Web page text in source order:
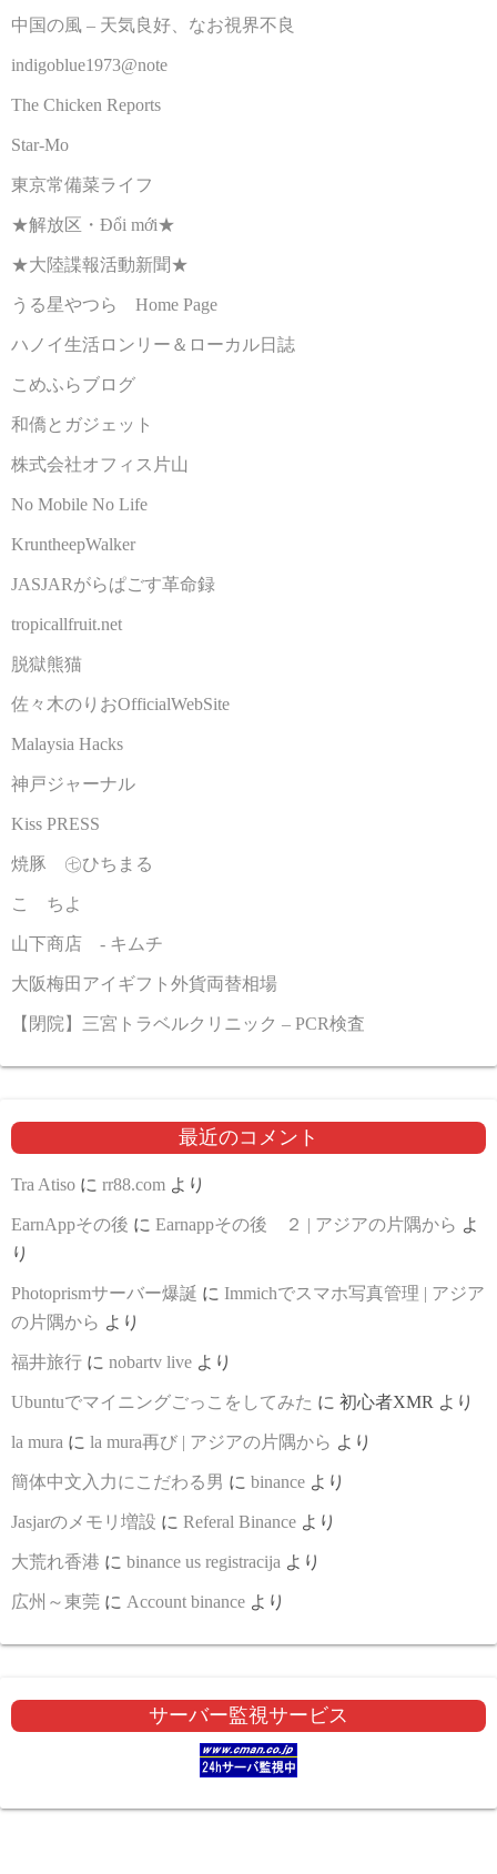
中国の風 – 天気良好、なお視界不良
indigoblue1973@note
The Chicken Reports
Star-Mo
東京常備菜ライフ
★解放区・Đổi mới★
★大陸諜報活動新聞★
うる星やつら Home Page
ハノイ生活ロンリー＆ローカル日誌
こめふらブログ
和僑とガジェット
株式会社オフィス片山
No Mobile No Life
KruntheepWalker
JASJARがらぱごす革命録
tropicallfruit.net
脱獄熊猫
佐々木のりおOfficialWebSite
Malaysia Hacks
神戸ジャーナル
Kiss PRESS
焼豚 ㊆ひちまる
こゝちよ
山下商店 - キムチ
大阪梅田アイギフト外貨両替相場
【閉院】三宮トラベルクリニック – PCR検査
最近のコメント
Tra Atiso に rr88.com より
EarnAppその後 に Earnappその後 ２ | アジアの片隅から よ
り
Photoprismサーバー爆誕 に Immichでスマホ写真管理 | アジア
の片隅から より
福井旅行 に nobartv live より
Ubuntuでマイニングごっこをしてみた に 初心者XMR より
la mura に la mura再び | アジアの片隅から より
簡体中文入力にこだわる男 に binance より
Jasjarのメモリ増設 に Referal Binance より
大荒れ香港 に binance us registracija より
広州～東莞 に Account binance より
サーバー監視サービス